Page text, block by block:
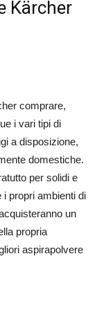
Kärcher
comprare,
i vari tipi di
a disposizione,
domestiche.
per solidi e
i propri ambienti di
un
propria
aspirapolvere